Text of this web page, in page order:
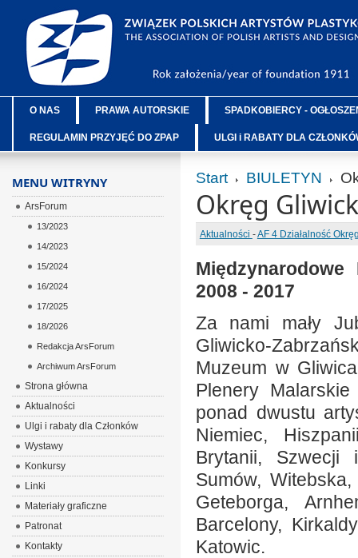
O NAS PRAWA AUTORSKIE SPADKOBIERCY -
REGULAMIN PRZYJĘĆ DO ZPAP ULGI i RABATY DLA
Start BIULETYN
Okręg
Aktualności -AF 4 Działalność
2008 - 2017
Za nami mały
Gliwicko-
Muzeum w
Plenery
ponad dwustu
Niemiec,
Brytanii, Szwecji
Sumów,
Geteborga,
Barcelony,
Katowic.
MENU WITRYNY
ArsForum
13/2023
14/2023
15/2024
16/2024
17/2025
18/2026
Redakcja ArsForum
Archiwum ArsForum
Strona główna
Aktualności
Ulgi i rabaty dla Członków
Wystawy
Konkursy
Linki
Materiały graficzne
Patronat
Kontakty